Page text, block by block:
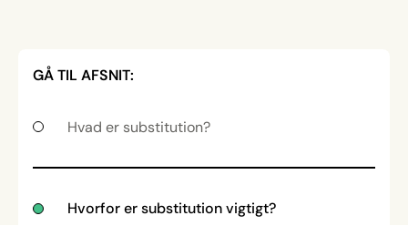
GÅ TIL AFSNIT:
Hvad er substitution?
Hvorfor er substitution vigtigt?